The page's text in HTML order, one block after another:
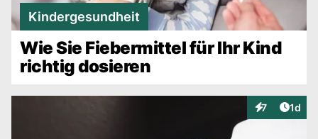
Kindergesundheit
Wie Sie Fiebermittel für Ihr Kind
richtig dosieren
7
Interaktionen
1d